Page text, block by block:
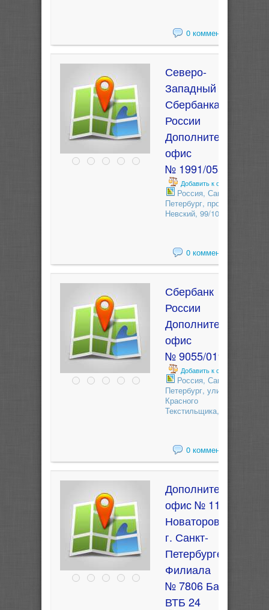
0 комментариев
Северо-
Западный банк
Сбербанка
России
Дополнительный
офис
№ 1991/055
Добавить к сравнению
Россия, Санкт-
Петербург, проспект
Невский, 99/101
0 комментариев
Сбербанк
России
Дополнительный
офис
№ 9055/01944
Добавить к сравнению
Россия, Санкт-
Петербург, улица
Красного
Текстильщика, 2
0 комментариев
Дополнительный
офис № 11
Новаторов, 11 в
г. Санкт-
Петербурге
Филиала
№ 7806 Банка
ВТБ 24